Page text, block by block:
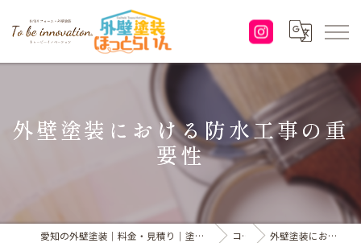
外壁塗装における防水工事の重
要性
愛知の外壁塗装｜料金・見積り｜塗り替えなら「株式会社To be innovation.」へ コラム 外壁塗装における防水工事の重要性